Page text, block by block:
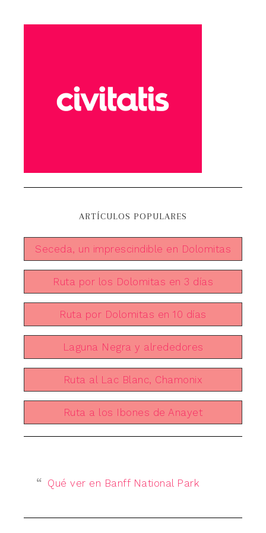
ARTÍCULOS POPULARES
Seceda, un imprescindible en Dolomitas
Ruta por los Dolomitas en 3 días
Ruta por Dolomitas en 10 días
Laguna Negra y alrededores
Ruta al Lac Blanc, Chamonix
Ruta a los Ibones de Anayet
Qué ver en Banff National Park